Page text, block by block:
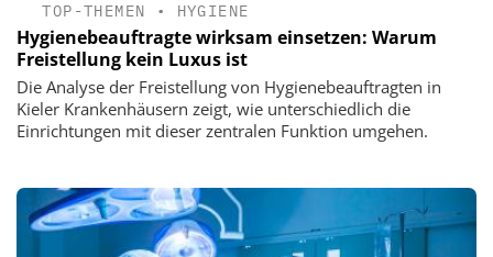
TOP-THEMEN • HYGIENE
Hygienebeauftragte wirksam einsetzen: Warum
Freistellung kein Luxus ist
Die Analyse der Freistellung von Hygienebeauftragten in
Kieler Krankenhäusern zeigt, wie unterschiedlich die
Einrichtungen mit dieser zentralen Funktion umgehen.